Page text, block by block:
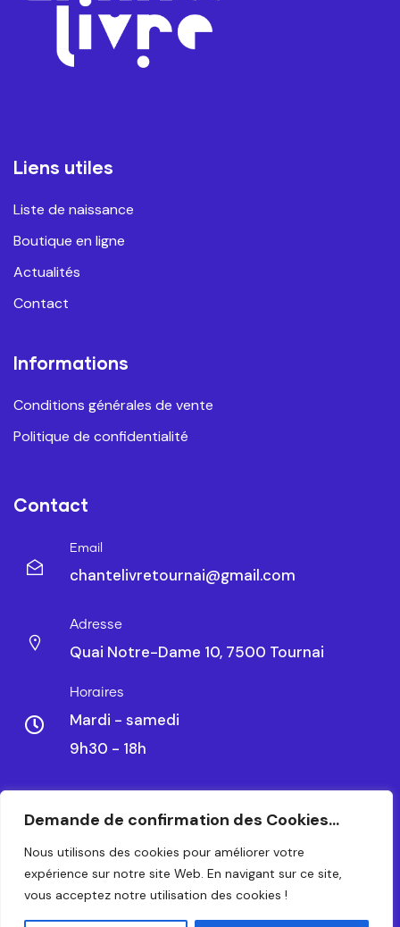
Demande de confirmation des Cookies...
Nous utilisons des cookies pour améliorer votre
expérience sur notre site Web. En navigant sur ce site,
vous acceptez notre utilisation des cookies !
Liens utiles
Liste de naissance
Boutique en ligne
Actualités
Contact
Informations
Conditions générales de vente
Politique de confidentialité
Contact
Email
chantelivretournai@gmail.com
Adresse
Quai Notre-Dame 10, 7500 Tournai
Horaires
Mardi - samedi
9h30 - 18h
© 2024 – TOUS DROITS RÉSERVÉS. CRÉATION PAR